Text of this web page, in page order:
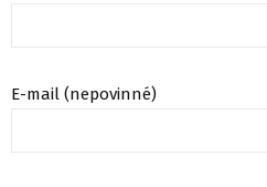
E-mail (nepovinné)